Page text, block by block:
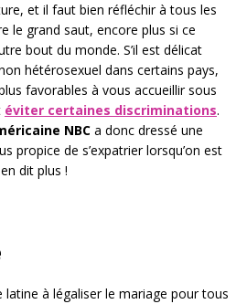
et il faut bien réfléchir à tous les
le grand saut, encore plus si ce
bout du monde. S’il est délicat
hétérosexuel dans certains pays,
favorables à vous accueillir sous
éviter certaines discriminations.
NBC a donc dressé une
propice de s’expatrier lorsqu’on est
dit plus !
latine à légaliser le mariage pour tous